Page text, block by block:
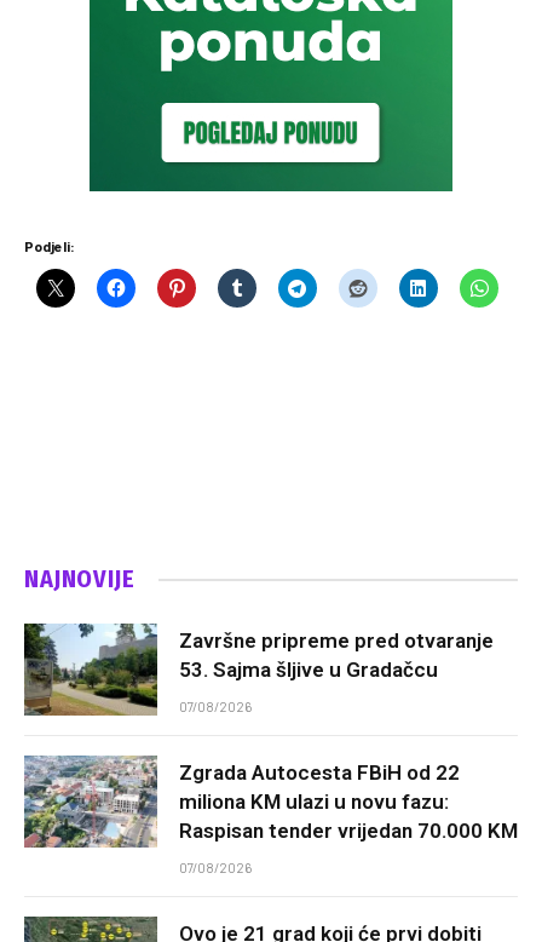
Podjeli:
NAJNOVIJE
Završne pripreme pred otvaranje
53. Sajma šljive u Gradačcu
07/08/2026
Zgrada Autocesta FBiH od 22
miliona KM ulazi u novu fazu:
Raspisan tender vrijedan 70.000 KM
07/08/2026
Ovo je 21 grad koji će prvi dobiti